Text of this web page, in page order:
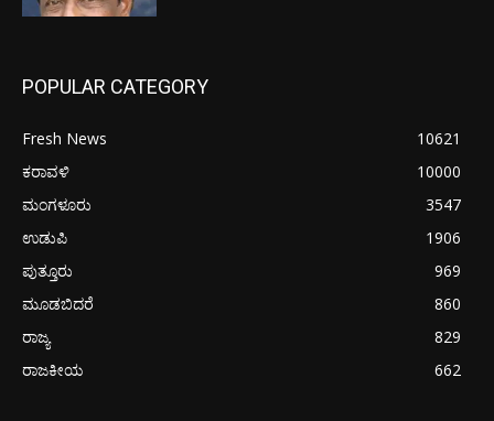
POPULAR CATEGORY
Fresh News
10621
ಕರಾವಳಿ
10000
ಮಂಗಳೂರು
3547
ಉಡುಪಿ
1906
ಪುತ್ತೂರು
969
ಮೂಡಬಿದರೆ
860
ರಾಜ್ಯ
829
ರಾಜಕೀಯ
662